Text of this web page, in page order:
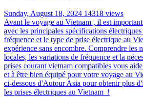
Sunday, August 18, 2024 14318 views
Avant le voyage au Vietnam , il est
avec les principales spécifications
fréquence et le type de prise électrique au
expérience sans encombre. Comprendre les
locales, les variations de fréquence et la
prises courant vietnam compatibles vous
et à être bien équipé pour votre voyage au
ci-dessous d'Autour Asia pour obtenir plus
les prises électriques au Vietnam !